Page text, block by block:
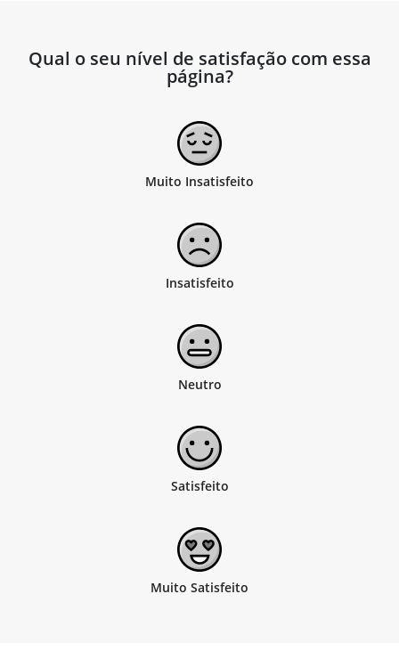
Qual o seu nível de satisfação com essa
página?